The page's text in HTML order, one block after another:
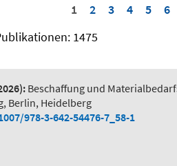
1 2 3 4 5 6
1475
Beschaffung und
Berlin, Heidelberg
978-3-642-54476-7_58-1